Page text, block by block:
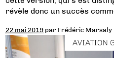
révèle donc un succès
22 mai 2019 par Frédéric Marsaly
AVIATION